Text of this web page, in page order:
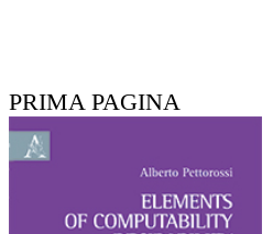
PRIMA PAGINA